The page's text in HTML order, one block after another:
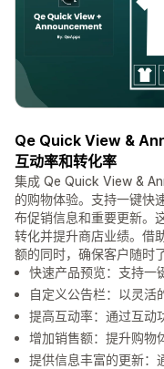
Qe Quick View &
互动率和转化率
集成 Qe Quick View &
的购物体验。支持一键快
布促销信息和重要更新。
转化并提升商店业绩。借
额的同时，确保客户随时
快速产品预览：支持一
自定义公告栏：以灵活
提高互动率：通过互动
增加销售额：提升购物
提供信息丰富的更新：